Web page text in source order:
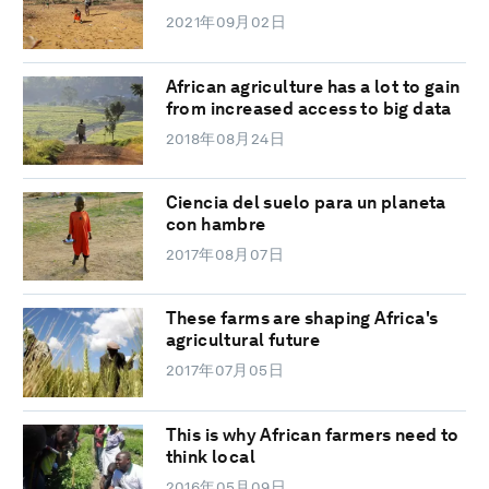
2021年09月02日
African agriculture has a lot to gain
from increased access to big data
2018年08月24日
Ciencia del suelo para un planeta
con hambre
2017年08月07日
These farms are shaping Africa's
agricultural future
2017年07月05日
This is why African farmers need to
think local